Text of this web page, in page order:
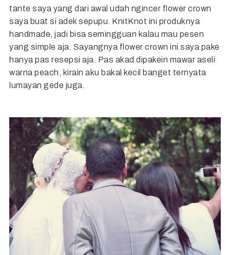
tante saya yang dari awal udah ngincer flower crown
saya buat si adek sepupu. KnitKnot ini produknya
handmade, jadi bisa semingguan kalau mau pesen
yang simple aja. Sayangnya flower crown ini saya pake
hanya pas resepsi aja. Pas akad dipakein mawar aseli
warna peach, kirain aku bakal kecil banget ternyata
lumayan gede juga.